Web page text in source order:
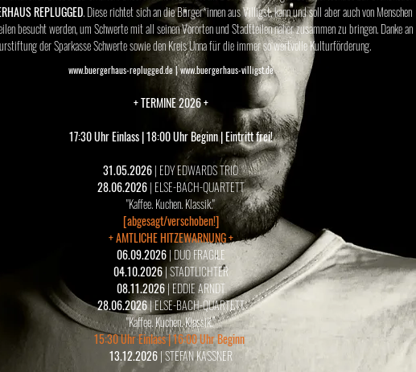
REPLUGGED. Diese richtet sich an die Bürger*innen aus Villigst, kann und soll aber auch von Menschen
besucht werden, um Schwerte mit all seinen Vororten und Stadtteilen näher zusammen zu bringen. Danke an
der Sparkasse Schwerte sowie den Kreis Unna für die immer so wertvolle Kulturförderung.
www.buergerhaus-replugged.de|www.buergerhaus-villigst.de
+ TERMINE 2026 +
17:30 Uhr Einlass | 18:00 Uhr Beginn | Eintritt frei!
31.05.2026| EDY EDWARDS TRIO
28.06.2026| ELSE-BACH-QUARTETT
"Kaffee. Kuchen. Klassik."
[abgesagt/verschoben!]
+ AMTLICHE HITZEWARNUNG +
06.09.2026| DUO FRAGILE
04.10.2026| STADTLICHTER
08.11.2026| EDDIE ARNDT
28.06.2026| ELSE-BACH-QUARTETT
"Kaffee. Kuchen. Klassik."
15:30 Uhr Einlass | 16:00 Uhr Beginn
13.12.2026| STEFAN KÄSSNER